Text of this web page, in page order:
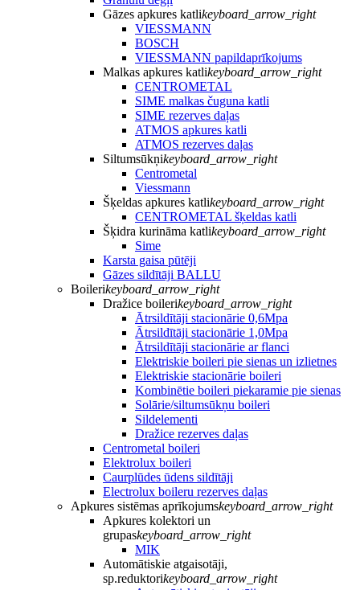
Gāzes apkures katlikeyboard_arrow_right
VIESSMANN
BOSCH
VIESSMANN papildaprīkojums
Malkas apkures katlikeyboard_arrow_right
CENTROMETAL
SIME malkas čuguna katli
SIME rezerves daļas
ATMOS apkures katli
ATMOS rezerves daļas
Siltumsūkņikeyboard_arrow_right
Centrometal
Viessmann
Šķeldas apkures katlikeyboard_arrow_right
CENTROMETAL šķeldas katli
Šķidra kurināma katlikeyboard_arrow_right
Sime
Karsta gaisa pūtēji
Gāzes sildītāji BALLU
Boilerikeyboard_arrow_right
Dražice boilerikeyboard_arrow_right
Ātrsildītāji stacionārie 0,6Mpa
Ātrsildītāji stacionārie 1,0Mpa
Ātrsildītāji stacionārie ar flanci
Elektriskie boileri pie sienas un izlietnes
Elektriskie stacionārie boileri
Kombinētie boileri piekaramie pie sienas
Solārie/siltumsūkņu boileri
Sildelementi
Dražice rezerves daļas
Centrometal boileri
Elektrolux boileri
Caurplūdes ūdens sildītāji
Electrolux boileru rezerves daļas
Apkures sistēmas aprīkojumskeyboard_arrow_right
Apkures kolektori un
grupaskeyboard_arrow_right
MIK
Automātiskie atgaisotāji,
sp.reduktorikeyboard_arrow_right